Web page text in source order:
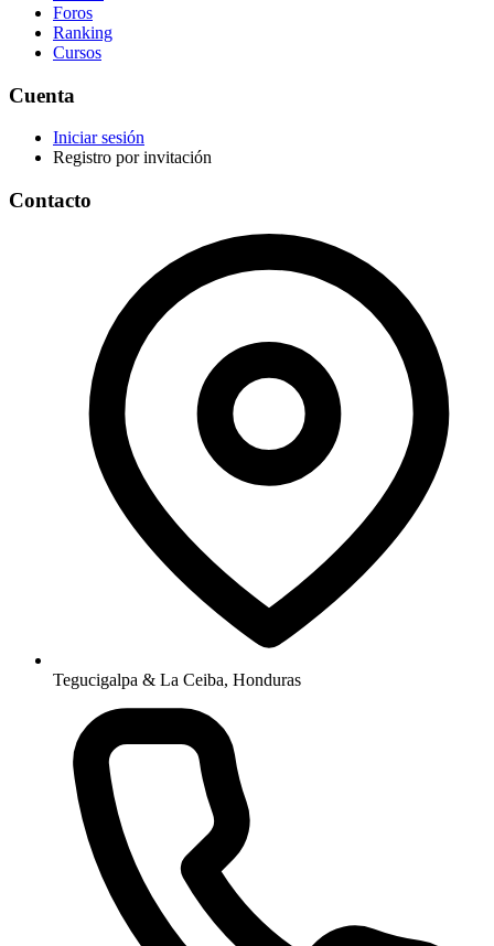
Foros
Ranking
Cursos
Cuenta
Iniciar sesión
Registro por invitación
Contacto
Tegucigalpa & La Ceiba, Honduras